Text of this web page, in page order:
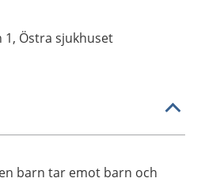
1, Östra sjukhuset
barn tar emot barn och